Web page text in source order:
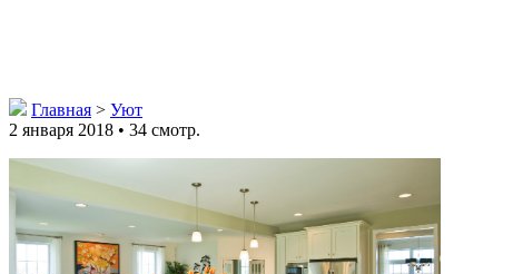
Главная > Уют
2 января 2018 • 34 смотр.